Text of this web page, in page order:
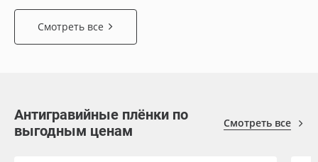
Смотреть все
Антигравийные плёнки по
выгодным ценам
Смотреть все